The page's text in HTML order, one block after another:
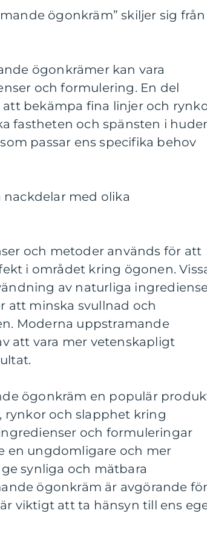
ögonkräm” skiljer sig från
ögonkrämer kan vara
och formulering. En del
bekämpa fina linjer och
fastheten och spänsten i
passar ens specifika behov
med olika
och metoder används för att
i området kring ögonen.
av naturliga
att minska svullnad och
Moderna uppstramande
att vara mer vetenskapligt
ögonkräm en populär
rynkor och slapphet kring
och formuleringar
en ungdomligare och mer
synliga och mätbara
ögonkräm är avgörande för
viktigt att ta hänsyn till ens